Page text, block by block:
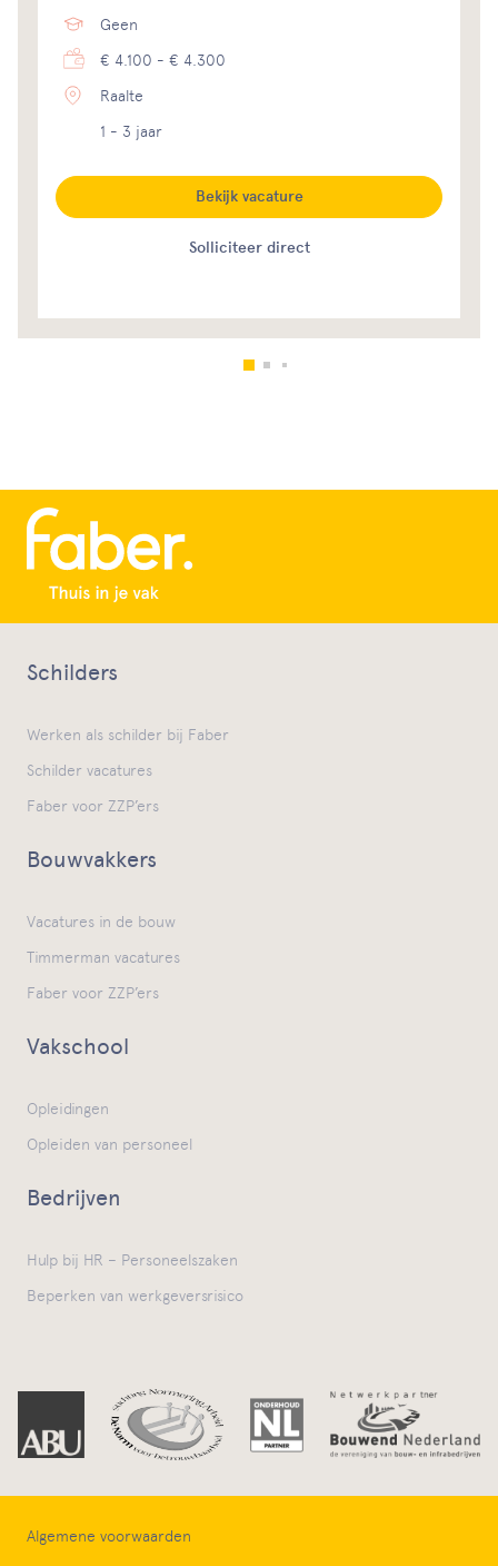
Geen
€ 4.100 - € 4.300
Raalte
1 - 3 jaar
Solliciteer direct
Bekijk vacature
Schilders
Werken als schilder bij Faber
Schilder vacatures
Faber voor ZZP’ers
Bouwvakkers
Vacatures in de bouw
Timmerman vacatures
Faber voor ZZP’ers
Vakschool
Opleidingen
Opleiden van personeel
Bedrijven
Hulp bij HR – Personeelszaken
Beperken van werkgeversrisico
Algemene voorwaarden